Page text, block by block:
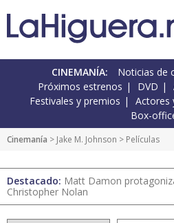
CINEMANÍA: Noticias de
Próximos estrenos
DVD
Festivales y premios
Actores
Box-
Cinemanía > Jake M. Johnson > Películas
Destacado: Matt Damon
Christopher Nolan